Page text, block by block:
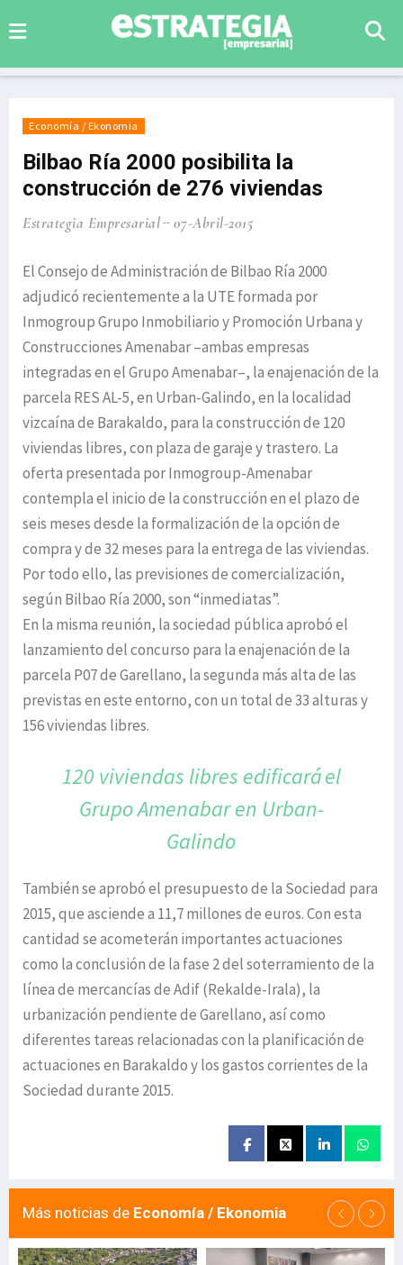
Economía / Ekonomia
Bilbao Ría 2000 posibilita la
construcción de 276 viviendas
Estrategia Empresarial 07-Abril-2015
El Consejo de Administración de Bilbao Ría 2000
adjudicó recientemente a la UTE formada por
Inmogroup Grupo Inmobiliario y Promoción Urbana y
Construcciones Amenabar –ambas empresas
integradas en el Grupo Amenabar–, la enajenación de la
parcela RES AL-5, en Urban-Galindo, en la localidad
vizcaína de Barakaldo, para la construcción de 120
viviendas libres, con plaza de garaje y trastero. La
oferta presentada por Inmogroup-Amenabar
contempla el inicio de la construcción en el plazo de
seis meses desde la formalización de la opción de
compra y de 32 meses para la entrega de las viviendas.
Por todo ello, las previsiones de comercialización,
según Bilbao Ría 2000, son “inmediatas”.
En la misma reunión, la sociedad pública aprobó el
lanzamiento del concurso para la enajenación de la
parcela P07 de Garellano, la segunda más alta de las
previstas en este entorno, con un total de 33 alturas y
156 viviendas libres.
120 viviendas libres edificaráel
Grupo Amenabar en Urban-
Galindo
También se aprobó el presupuesto de la Sociedad para
2015, que asciende a 11,7 millones de euros. Con esta
cantidad se acometerán importantes actuaciones
como la conclusión de la fase 2 del soterramiento de la
línea de mercancías de Adif (Rekalde-Irala), la
urbanización pendiente de Garellano, así como
diferentes tareas relacionadas con la planificación de
actuaciones en Barakaldo y los gastos corrientes de la
Sociedad durante 2015.
Más noticias de Economía / Ekonomia